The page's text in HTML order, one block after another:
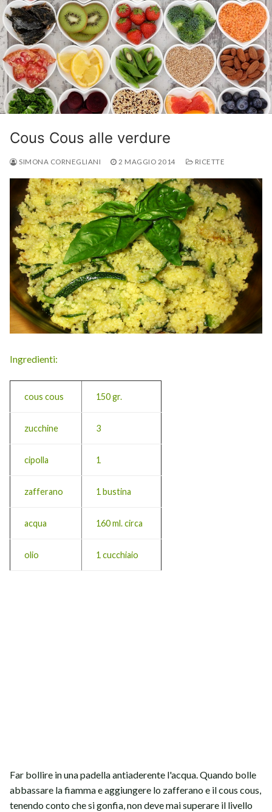
Cous Cous alle verdure
SIMONA CORNEGLIANI 2 MAGGIO 2014 RICETTE
Ingredienti:
cous cous 150 gr.
zucchine 3
cipolla 1
zafferano 1 bustina
acqua 160 ml. circa
olio 1 cucchiaio
Far bollire in una padella antiaderente l'acqua. Quando bolle
abbassare la fiamma e aggiungere lo zafferano e il cous cous,
tenendo conto che si gonfia, non deve mai superare il livello